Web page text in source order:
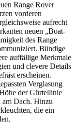
Range Rover
vorderen
aufrecht
neuen „Boat-
des Range
Bündige
auffällige Merkmale
und clevere Details
erscheinen.
Verglasung
der Gürtellinie
am Dach. Hinzu
die ein